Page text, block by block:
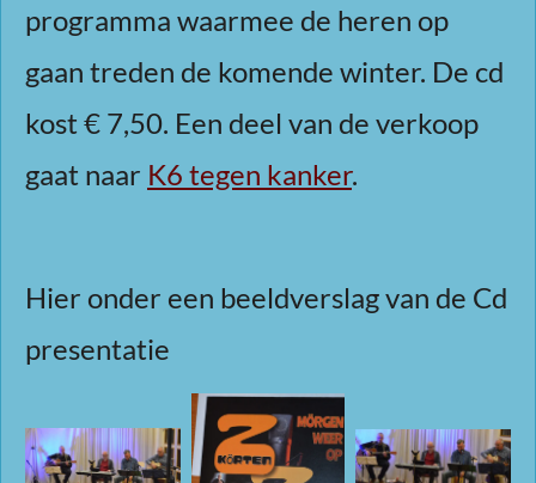
programma waarmee de heren op
gaan treden de komende winter. De cd
kost € 7,50. Een deel van de verkoop
gaat naar K6 tegen kanker.
Hier onder een beeldverslag van de Cd
presentatie